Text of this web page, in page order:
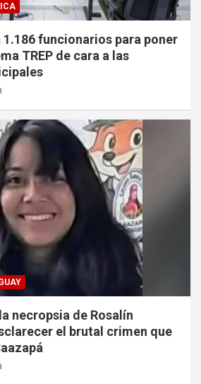
funcionarios para poner
TREP de cara a las
necropsia de Rosalín
el brutal crimen que